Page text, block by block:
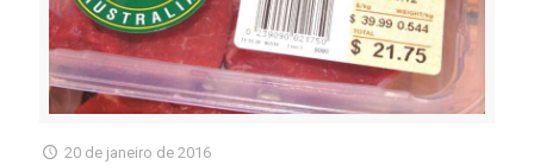
20 de janeiro de 2016